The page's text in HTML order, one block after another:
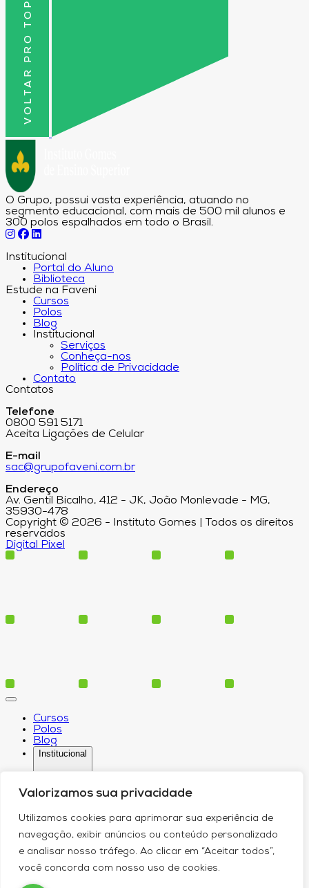
Valorizamos sua privacidade
Utilizamos cookies para aprimorar sua experiência de
navegação, exibir anúncios ou conteúdo personalizado
e analisar nosso tráfego. Ao clicar em “Aceitar todos”,
você concorda com nosso uso de cookies.
VOLTAR PRO TOPO
O Grupo, possui vasta experiência, atuando no
segmento educacional, com mais de 500 mil alunos e
300 polos espalhados em todo o Brasil.
Institucional
Portal do Aluno
Biblioteca
Estude na Faveni
Cursos
Polos
Blog
Institucional
Serviços
Conheça-nos
Política de Privacidade
Contato
Contatos
Telefone
0800 591 5171
Aceita Ligações de Celular
E-mail
sac@grupofaveni.com.br
Endereço
Av. Gentil Bicalho, 412 - JK, João Monlevade - MG,
35930-478
Copyright © 2026 - Instituto Gomes | Todos os direitos
reservados
Digital Pixel
Cursos
Polos
Blog
Institucional
Serviços
Conheça-nos
Política de Privacidade
Contato